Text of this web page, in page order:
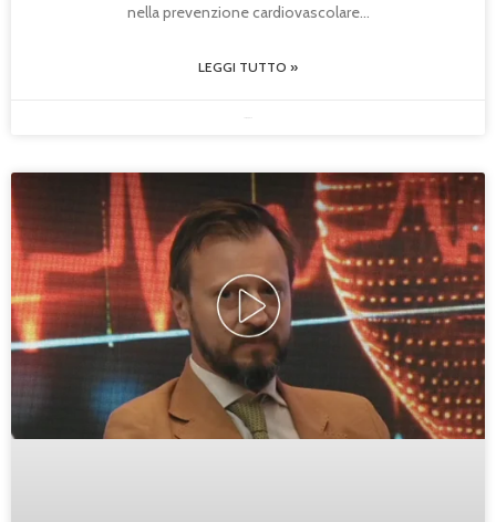
nella prevenzione cardiovascolare
LEGGI TUTTO »